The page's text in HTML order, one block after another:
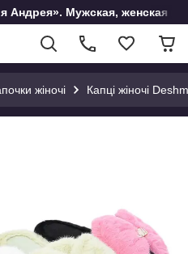
Андрея». Мужская, женская и
жіночі Капці жіночі